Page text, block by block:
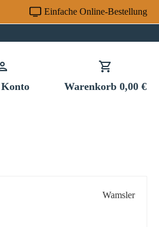
Einfache Online-Bestellung
auf dem Merkzettel
Warenkorb 0,00 €
Wamsler